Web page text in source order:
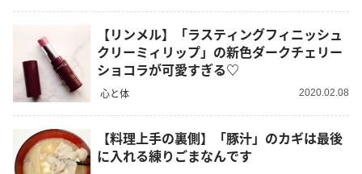
【リンメル】「ラスティングフィニッシュ
クリーミィリップ」の新色ダークチェリー
ショコラが可愛すぎる♡
心と体 2020.02.08
【料理上手の裏側】「豚汁」のカギは最後
に入れる練りごまなんです